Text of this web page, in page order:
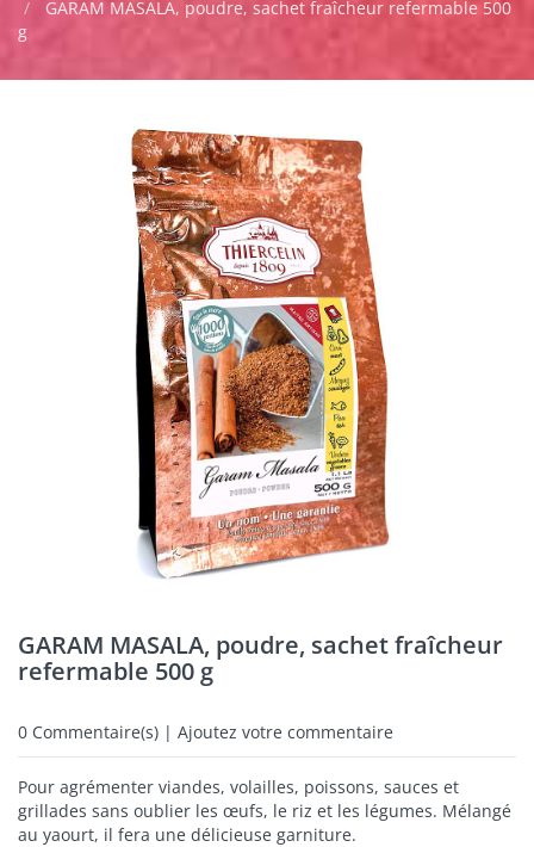
GARAM MASALA, poudre, sachet fraîcheur refermable 500
g
GARAM MASALA, poudre, sachet fraîcheur
refermable 500 g
0 Commentaire(s) | Ajoutez votre commentaire
Pour agrémenter viandes, volailles, poissons, sauces et
grillades sans oublier les œufs, le riz et les légumes. Mélangé
au yaourt, il fera une délicieuse garniture.